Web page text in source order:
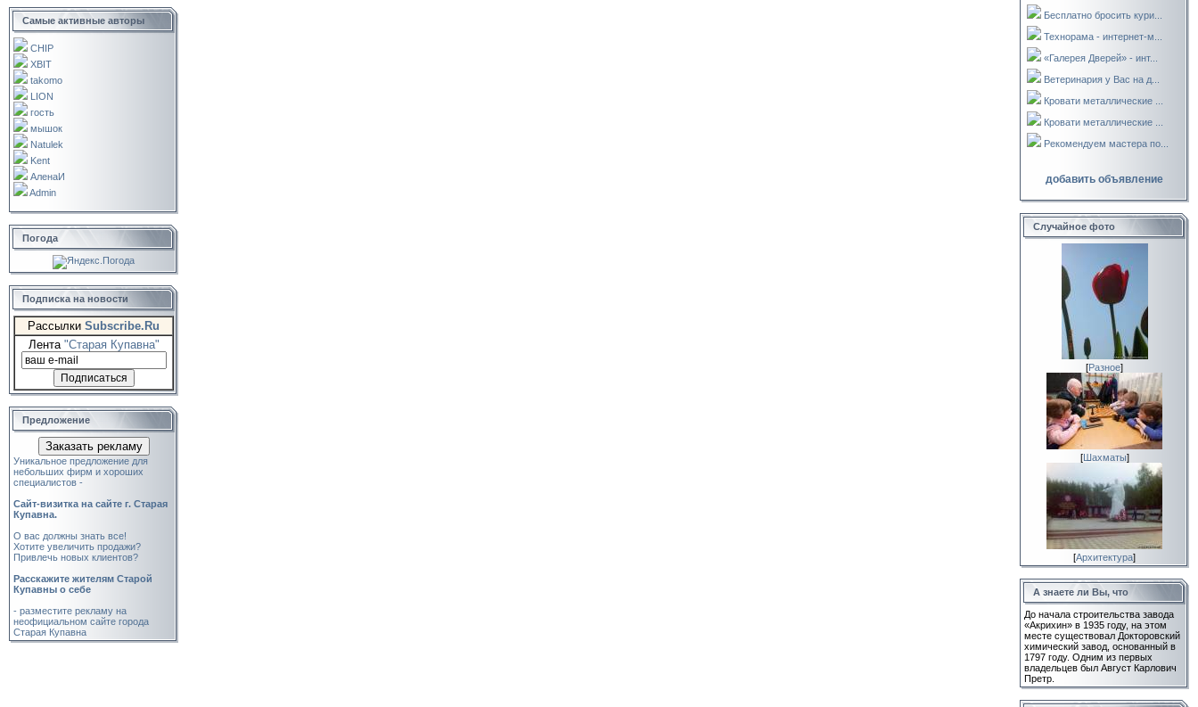
Самые активные авторы
CHIP
XBIT
takomo
LION
гость
мышок
Natulek
Kent
АленаИ
Admin
Погода
Подписка на новости
Рассылки Subscribe.Ru
Лента "Старая Купавна"
Предложение
Заказать рекламу
Уникальное предложение для
небольших фирм и хороших
специалистов -
Cайт-визитка на сайте г. Старая
Купавна.
О вас должны знать все!
Хотите увеличить продажи?
Привлечь новых клиентов?
Расскажите жителям Старой
Купавны о себе
- разместите рекламу на
неофициальном сайте города
Старая Купавна
Бесплатно бросить кури...
Технорама - интернет-м...
«Галерея Дверей» - инт...
Ветеринария у Вас на д...
Кровати металлические ...
Кровати металлические ...
Рекомендуем мастера по...
добавить объявление
Случайное фото
[Разное]
[Шахматы]
[Архитектура]
А знаете ли Вы, что
До начала строительства завода
«Акрихин» в 1935 году, на этом
месте существовал Докторовский
химический завод, основанный в
1797 году. Одним из первых
владельцев был Август Карлович
Претр.